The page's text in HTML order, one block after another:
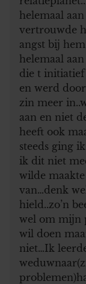
helemaal
vertrouwde
angst bij
helemaal
die t initiatief
en werd
zin meer
aan en niet
heeft ook
steeds ging
ik dit niet
wilde
van…denk
hield..zo’n
wel om mijn
wil doen
niet…Ik